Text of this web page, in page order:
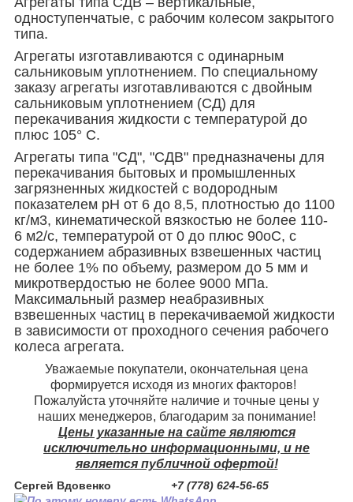
одноступенчатые, с рабочим колесом закрытого
типа.
Агрегаты изготавливаются с одинарным
сальниковым уплотнением. По специальному
заказу агрегаты изготавливаются с двойным
сальниковым уплотнением (СД) для
перекачивания жидкости с температурой до
плюс 105° С.
Агрегаты типа "СД", "СДВ" предназначены для
перекачивания бытовых и промышленных
загрязненных жидкостей с водородным
показателем рН от 6 до 8,5, плотностью до 1100
кг/м3, кинематической вязкостью не более 110-
6 м2/с, температурой от 0 до плюс 90oС, с
содержанием абразивных взвешенных частиц
не более 1% по объему, размером до 5 мм и
микротвердостью не более 9000 МПа.
Максимальный размер неабразивных
взвешенных частиц в перекачиваемой жидкости
в зависимости от проходного сечения рабочего
колеса агрегата.
Уважаемые покупатели, окончательная цена
формируется исходя из многих факторов!
Пожалуйста уточняйте наличие и точные цены у
наших менеджеров, благодарим за понимание!
Цены указанные на сайте являются
исключительно информационными, и не
является публичной офертой!
Сергей Вдовенко +7 (778) 624-56-65